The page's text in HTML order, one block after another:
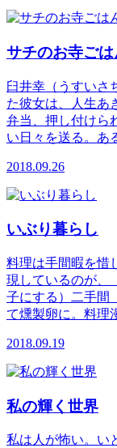
サチのお寺ごは
臼井幸（うすいさ
た彼女は、人生あ
弁当、押し付けら
い日々を送る。あ
2018.09.26
いぶり暮らし
料理は手間暇を惜
現しているのが、
子にする）二手間
て燻製卵に。料理
2018.09.19
私の輝く世界
私は人が怖い。い